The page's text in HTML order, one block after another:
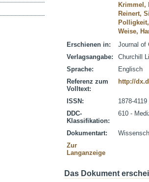
Krimmel,
Reinert,
Weise,
Erschienen in:
Journal of
Verlagsangabe:
Churchill
Sprache:
Englisch
Referenz zum
Volltext:
http://
ISSN:
1878-4119
DDC-
Klassifikation:
610 -
Dokumentart:
Zur
Langanzeige
Das Dokument